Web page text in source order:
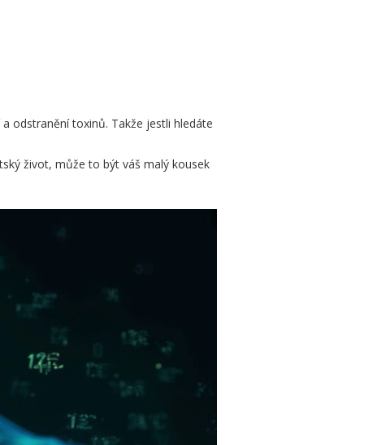
odstranění toxinů. Takže jestli hledáte
život, může to být váš malý kousek